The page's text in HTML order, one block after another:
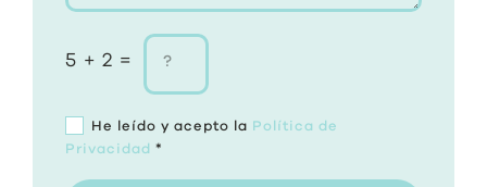
5 + 2 =
He leído y acepto la Política de
Privacidad *